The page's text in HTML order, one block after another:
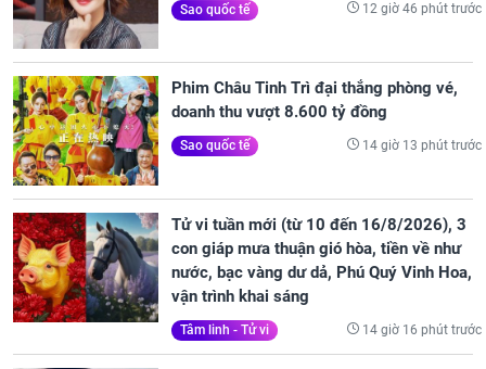
Sao quốc tế 12 giờ 46 phút trước
Phim Châu Tinh Trì đại thắng phòng vé,
doanh thu vượt 8.600 tỷ đồng
Sao quốc tế 14 giờ 13 phút trước
Tử vi tuần mới (từ 10 đến 16/8/2026), 3
con giáp mưa thuận gió hòa, tiền về như
nước, bạc vàng dư dả, Phú Quý Vinh Hoa,
vận trình khai sáng
Tâm linh - Tử vi 14 giờ 16 phút trước